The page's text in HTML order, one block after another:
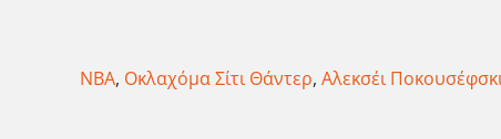
ΝΒΑ, Οκλαχόμα Σίτι Θάντερ, Αλεκσέι